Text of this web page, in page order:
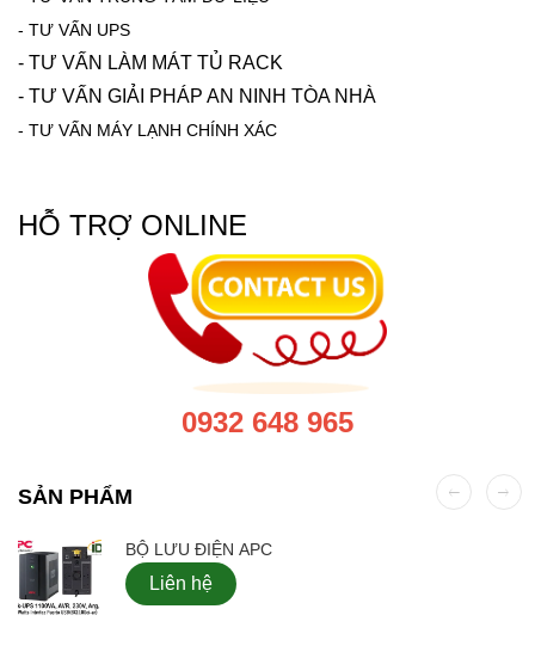
- TƯ VẤN UPS
- TƯ VẤN LÀM MÁT TỦ RACK
- TƯ VẤN GIẢI PHÁP AN NINH TÒA NHÀ
- TƯ VẤN MÁY LẠNH CHÍNH XÁC
HỖ TRỢ ONLINE
0932 648 965
SẢN PHẨM
BỘ LƯU ĐIỆN APC
Liên hệ